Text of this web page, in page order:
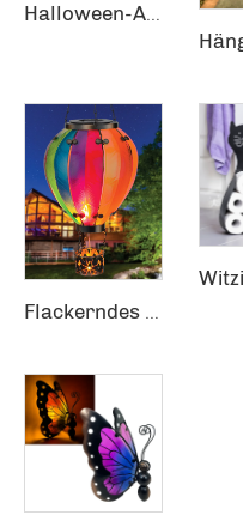
Halloween-Außen-Garten-LED-Leuchten Hexenbeine- Dekorationen mit Bodenstecker Art Weihnachtsfeiertagszubehör
Flackerndes Flammlicht Heißluftballon Gartendekoration Hängelaterne Solare Heißballon